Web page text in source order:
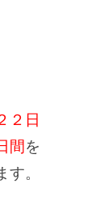
２日
間を
。